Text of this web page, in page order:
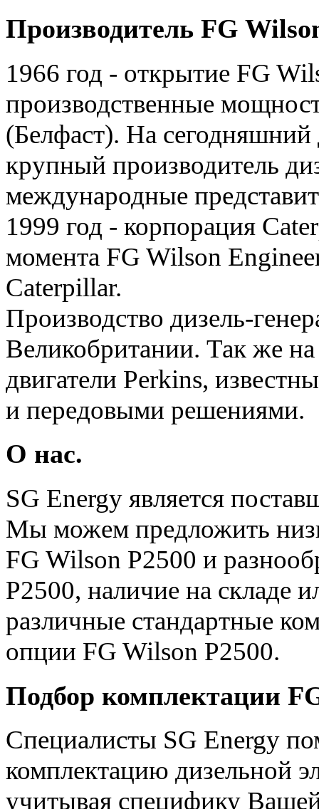
Производитель FG
1966 год - открытие FG
производственные
(Белфаст). На
крупный производитель
международные
1999 год - корпорация
момента FG Wilson
Сaterpillar.
Производство дизель-
Великобритании. Так же
двигатели Perkins,
и передовыми решениями.
О нас.
SG Energy является
Мы можем предложить
FG Wilson P2500 и
P2500, наличие на складе
различные стандартные
опции FG Wilson P2500.
Подбор комплектации
Специалисты SG Energy
комплектацию дизельной
учитывая специфику